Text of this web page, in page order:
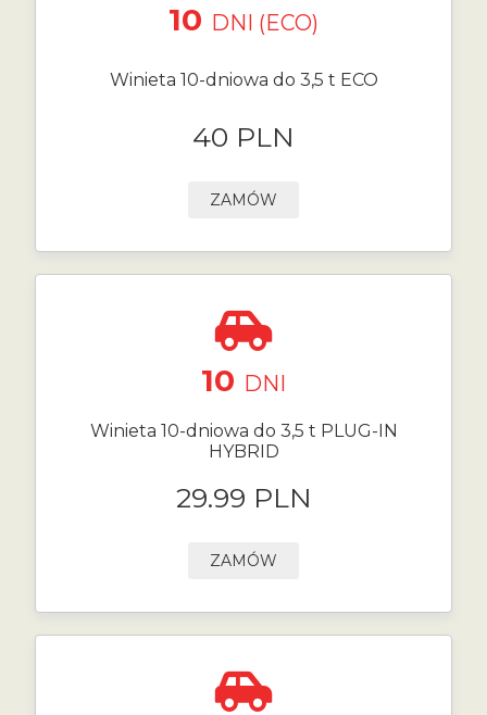
10 DNI (ECO)
Winieta 10-dniowa do 3,5 t ECO
40 PLN
ZAMÓW
10 DNI
Winieta 10-dniowa do 3,5 t PLUG-IN
HYBRID
29.99 PLN
ZAMÓW